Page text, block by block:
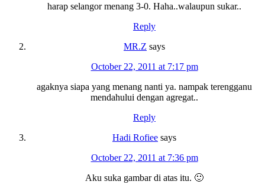
harap selangor menang 3-0. Haha..walaupun sukar..
Reply
MR.Z says
October 22, 2011 at 7:17 pm
agaknya siapa yang menang nanti ya. nampak terengganu
mendahului dengan agregat..
Reply
Hadi Rofiee says
October 22, 2011 at 7:36 pm
Aku suka gambar di atas itu. 🙂